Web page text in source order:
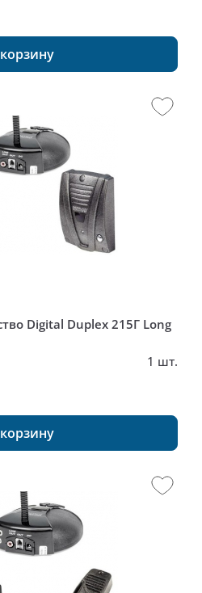
Digital Duplex 215Г Long
1 шт.